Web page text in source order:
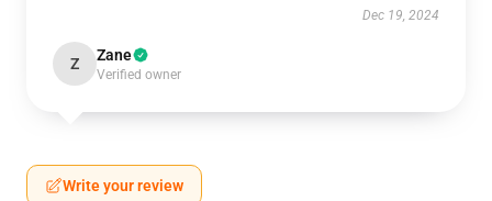
Dec 19, 2024
Z Zane
Verified owner
Write your review